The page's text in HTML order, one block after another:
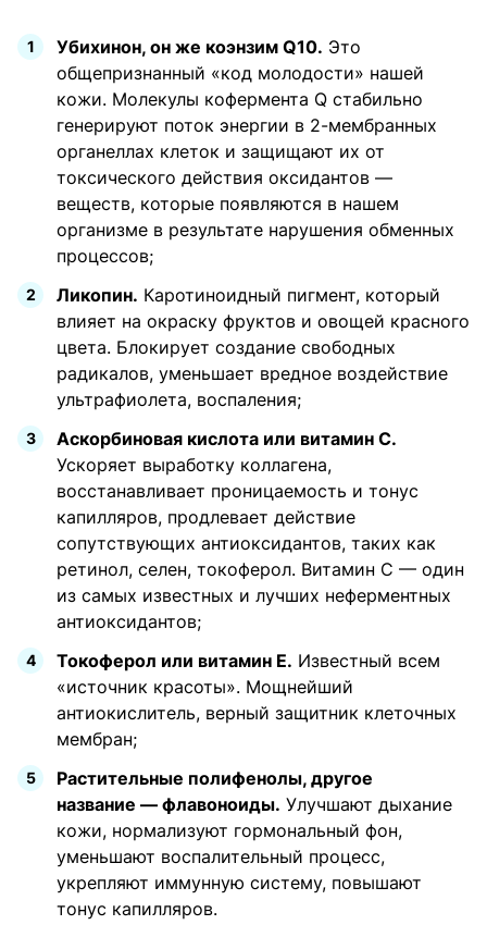
Убихинон, он же коэнзим Q10. Это
общепризнанный «код молодости» нашей
кожи. Молекулы кофермента Q стабильно
генерируют поток энергии в 2-мембранных
органеллах клеток и защищают их от
токсического действия оксидантов —
веществ, которые появляются в нашем
организме в результате нарушения обменных
процессов;
Ликопин. Каротиноидный пигмент, который
влияет на окраску фруктов и овощей красного
цвета. Блокирует создание свободных
радикалов, уменьшает вредное воздействие
ультрафиолета, воспаления;
Аскорбиновая кислота или витамин С.
Ускоряет выработку коллагена,
восстанавливает проницаемость и тонус
капилляров, продлевает действие
сопутствующих антиоксидантов, таких как
ретинол, селен, токоферол. Витамин С — один
из самых известных и лучших неферментных
антиоксидантов;
Токоферол или витамин Е. Известный всем
«источник красоты». Мощнейший
антиокислитель, верный защитник клеточных
мембран;
Растительные полифенолы, другое
название — флавоноиды. Улучшают дыхание
кожи, нормализуют гормональный фон,
уменьшают воспалительный процесс,
укрепляют иммунную систему, повышают
тонус капилляров.